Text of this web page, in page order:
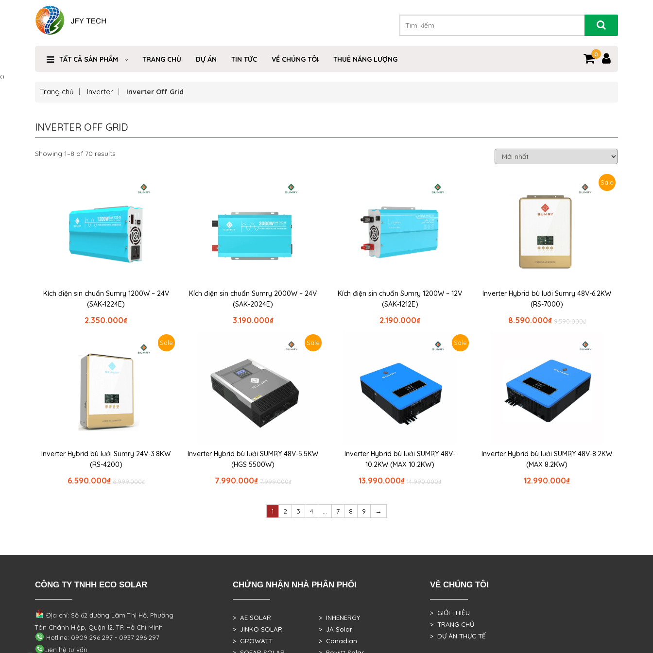
TẤT CẢ SẢN PHẨM TRANG CHỦ DỰ ÁN TIN TỨC VỀ CHÚNG TÔI THUÊ NĂNG LƯỢNG
0
0
Trang chủ Inverter Inverter Off Grid
INVERTER OFF GRID
Showing 1–8 of 70 results
Kích điện sin chuẩn Sumry 1200W – 24V
(SAK-1224E)
₫
2.350.000
Kích điện sin chuẩn Sumry 2000W – 24V
(SAK-2024E)
₫
3.190.000
Kích điện sin chuẩn Sumry 1200W – 12V
(SAK-1212E)
₫
2.190.000
Sale
Inverter Hybrid bù lưới Sumry 48V-6.2KW
(RS-7000)
₫
9.590.000
₫
8.590.000
Sale
Inverter Hybrid bù lưới Sumry 24V-3.8KW
(RS-4200)
₫
6.999.000
₫
6.590.000
Sale
Inverter Hybrid bù lưới SUMRY 48V-5.5KW
(HGS 5500W)
₫
7.999.000
₫
7.990.000
Sale
Inverter Hybrid bù lưới SUMRY 48V-
10.2KW (MAX 10.2KW)
₫
14.990.000
₫
13.990.000
Inverter Hybrid bù lưới SUMRY 48V-8.2KW
(MAX 8.2KW)
₫
12.990.000
1 2 3 4 … 7 8 9 →
CÔNG TY TNHH ECO SOLAR
Địa chỉ: Số 62 đường Lâm Thị Hố, Phường
Tân Chánh Hiệp, Quận 12, TP. Hồ Chí Minh
Hotline: 0909 296 297 - 0937 296 297
Liên hệ tư vấn
CHỨNG NHẬN NHÀ PHÂN PHỐI
> AE SOLAR
> JINKO SOLAR
> GROWATT
> INHENERGY
> JA Solar
> Canadian
VỀ CHÚNG TÔI
> GIỚI THIỆU
> TRANG CHỦ
> DỰ ÁN THỰC TẾ